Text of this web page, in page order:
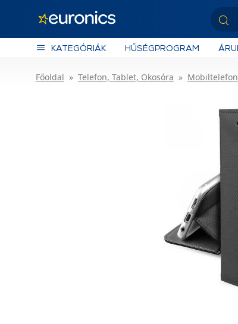
KATEGÓRIÁK HŰSÉGPROGRAM
Főoldal Telefon, Tablet, Okosóra